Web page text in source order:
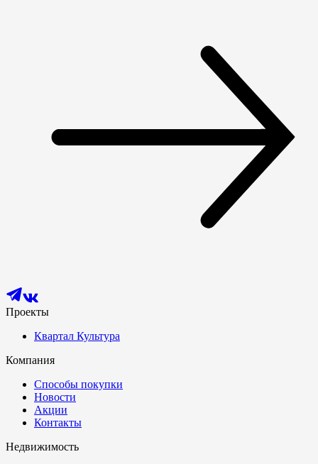
Проекты
Квартал Культура
Компания
Способы покупки
Новости
Акции
Контакты
Недвижимость